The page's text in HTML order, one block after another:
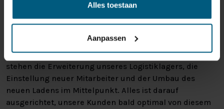
Alles toestaan
Aanpassen
Mit dieser Erweiterung stärken wir unsere Position in
strategischen Schritt in der weiteren landesweiten
Expansion unseres Unternehmens. In der nächsten Zeit
stehen die Erweiterung unseres Logistiklagers, die
Einstellung neuer Mitarbeiter und der Umbau des
neuen Ladens im Mittelpunkt. Alles ist darauf
ausgerichtet, unsere Kunden bald optimal von diesem